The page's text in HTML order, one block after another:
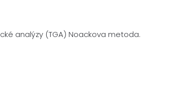
analýzy (TGA) Noackova metoda.